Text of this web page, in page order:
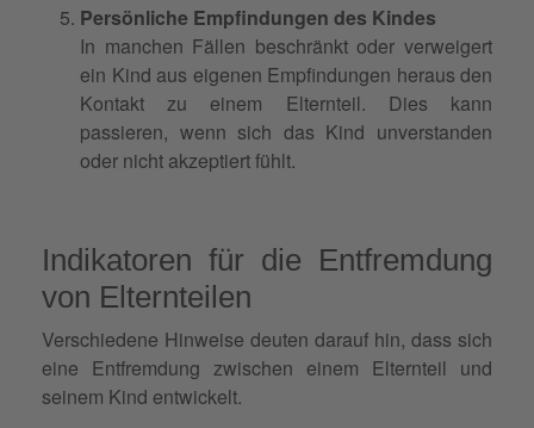
Persönliche Empfindungen des Kindes
In manchen Fällen beschränkt oder verweigert
ein Kind aus eigenen Empfindungen heraus den
Kontakt zu einem Elternteil. Dies kann
passieren, wenn sich das Kind unverstanden
oder nicht akzeptiert fühlt.
Indikatoren für die Entfremdung
von Elternteilen
Verschiedene Hinweise deuten darauf hin, dass sich
eine Entfremdung zwischen einem Elternteil und
seinem Kind entwickelt.